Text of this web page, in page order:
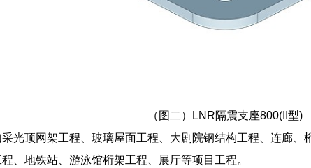
（图二）LNR隔震支座800(II型)
光顶网架工程、玻璃屋面工程、大剧院钢结构工程、连廊、
、地铁站、游泳馆桁架工程、展厅等项目工程。